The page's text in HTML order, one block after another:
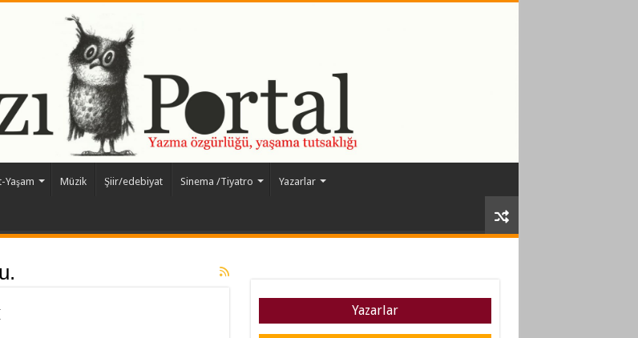
Yaşam Müzik Şiir/edebiyat Sinema /Tiyatro Yazarlar
Yazarlar